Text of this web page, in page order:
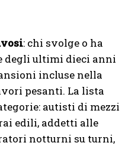
: chi svolge o ha
degli ultimi dieci anni
incluse nella
pesanti. La lista
autisti di mezzi
edili, addetti alle
notturni su turni,